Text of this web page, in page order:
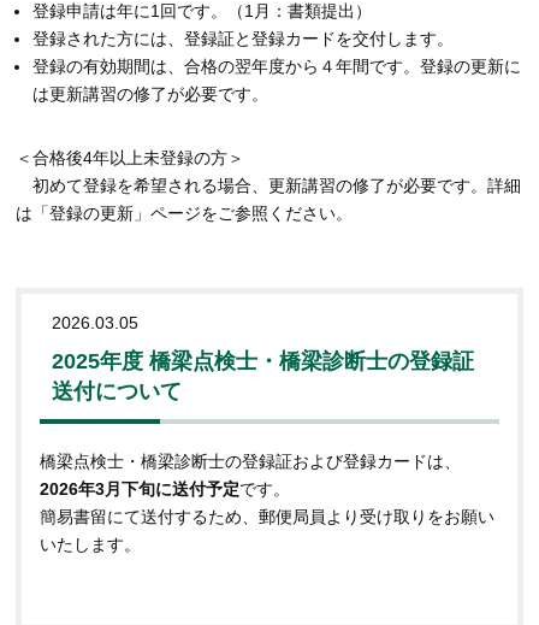
登録申請は年に1回です。（1月：書類提出）
登録された方には、登録証と登録カードを交付します。
登録の有効期間は、合格の翌年度から４年間です。登録の更新に
は更新講習の修了が必要です。
＜合格後4年以上未登録の方＞
初めて登録を希望される場合、更新講習の修了が必要です。詳細
は「登録の更新」ページをご参照ください。
2026.03.05
2025年度 橋梁点検士・橋梁診断士の登録証
送付について
橋梁点検士・橋梁診断士の登録証および登録カードは、
2026年3月下旬に送付予定です。
簡易書留にて送付するため、郵便局員より受け取りをお願い
いたします。